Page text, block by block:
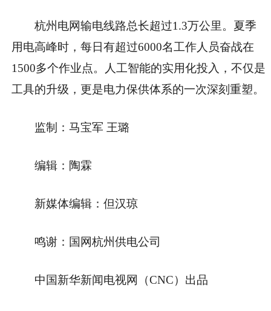
杭州电网输电线路总长超过1.3万公里。夏季
用电高峰时，每日有超过6000名工作人员奋战在
1500多个作业点。人工智能的实用化投入，不仅是
工具的升级，更是电力保供体系的一次深刻重塑。
监制：马宝军 王璐
编辑：陶霖
新媒体编辑：但汉琼
鸣谢：国网杭州供电公司
中国新华新闻电视网（CNC）出品